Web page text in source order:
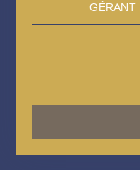
GÉRANT